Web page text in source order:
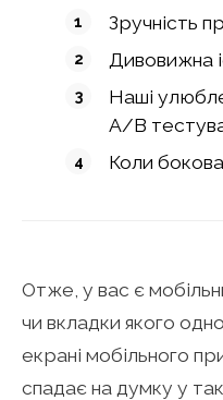
Зручність
Дивовижна
Наші
A/B
Коли бокова
Отже, у вас є
чи вкладки якого
екрані мобільного
спадає на думку у